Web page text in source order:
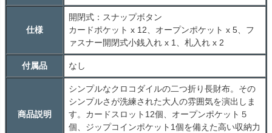
仕様
開閉式：スナップボタン
カードポケット x 12、オープンポケット x 5、フ
ァスナー開閉式小銭入れ x 1、札入れ x 2
付属品 なし
商品説明
シンプルなクロコダイルの二つ折り長財布。その
シンプルさが洗練された大人の雰囲気を演出しま
す。カードスロット12個、オープンポケット５
個、ジップコインポケット1個を備えた高い収納力